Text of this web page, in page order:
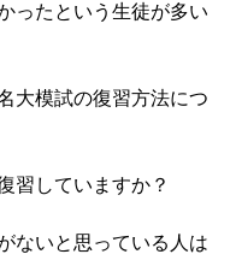
ったという生徒が多い
大模試の復習方法につ
習していますか？
ないと思っている人は